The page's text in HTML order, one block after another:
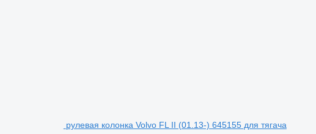
рулевая колонка Volvo FL II (01.13-) 645155 для тягача